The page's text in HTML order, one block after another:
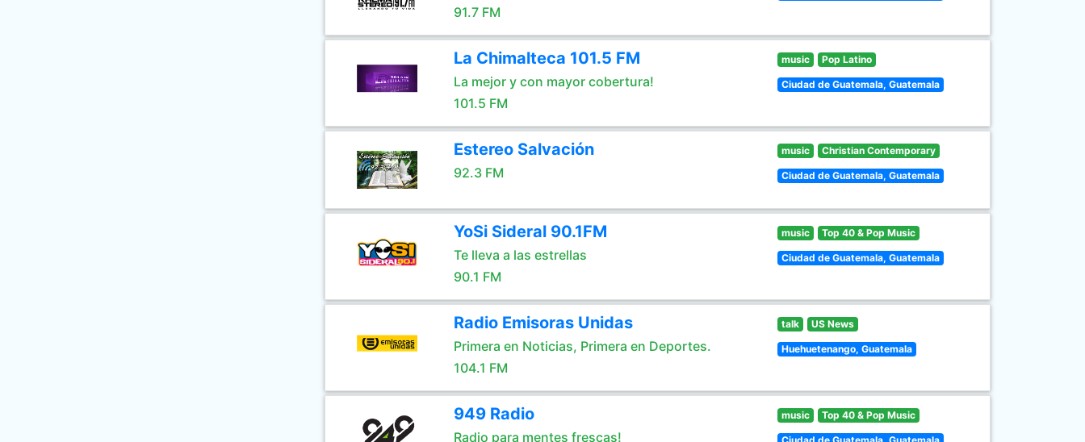
91.7 FM
La Chimalteca 101.5 FM
La mejor y con mayor cobertura!
101.5 FM
music Pop Latino
Ciudad de Guatemala, Guatemala
Estereo Salvación
92.3 FM
music Christian Contemporary
Ciudad de Guatemala, Guatemala
YoSi Sideral 90.1FM
Te lleva a las estrellas
90.1 FM
music Top 40 & Pop Music
Ciudad de Guatemala, Guatemala
Radio Emisoras Unidas
Primera en Noticias, Primera en Deportes.
104.1 FM
talk US News
Huehuetenango, Guatemala
949 Radio
Radio para mentes frescas!
music Top 40 & Pop Music